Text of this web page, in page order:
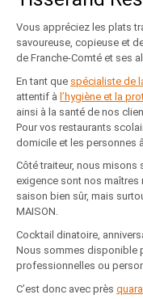
Vous appréciez les plats
savoureuse, copieuse et
de Franche-Comté et ses
En tant que spécialiste de
attentif à l’hygiène et la
ainsi à la santé de nos
Pour vos restaurants
domicile et les personnes
Côté traiteur, nous misons
exigence sont nos
saison bien sûr, mais
MAISON.
Cocktail dinatoire,
Nous sommes disponible
professionnelles ou
C’est donc avec près